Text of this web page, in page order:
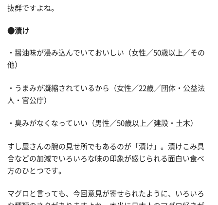
抜群ですよね。
●漬け
・醤油味が浸み込んでいておいしい（女性／50歳以上／その
他）
・うまみが凝縮されているから（女性／22歳／団体・公益法
人・官公庁）
・臭みがなくなっていい（男性／50歳以上／建設・土木）
すし屋さんの腕の見せ所でもあるのが「漬け」。漬けこみ具
合などの加減でいろいろな味の印象が感じられる面白い食べ
方のひとつです。
マグロと言っても、今回意見が寄せられたように、いろいろ